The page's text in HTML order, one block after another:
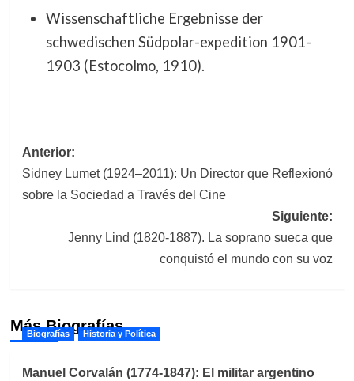
Wissenschaftliche Ergebnisse der
schwedischen Südpolar-expedition 1901-
1903 (Estocolmo, 1910).
Navegación
de
Anterior:
Sidney Lumet (1924–2011): Un Director que Reflexionó
sobre la Sociedad a Través del Cine
Siguiente:
Jenny Lind (1820-1887). La soprano sueca que
conquistó el mundo con su voz
Más Biografías
Biografías Historia y Política
Manuel Corvalán (1774-1847): El militar argentino